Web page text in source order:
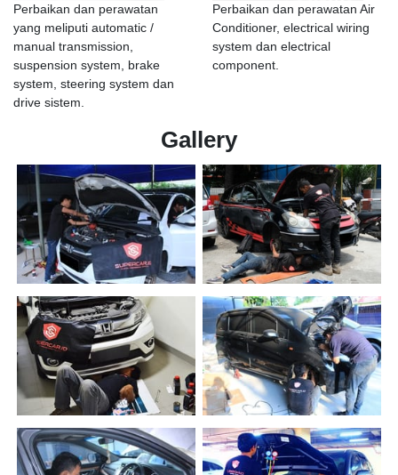
Perbaikan dan perawatan
yang meliputi automatic /
manual transmission,
suspension system, brake
system, steering system dan
drive sistem.
Perbaikan dan perawatan Air
Conditioner, electrical wiring
system dan electrical
component.
Gallery